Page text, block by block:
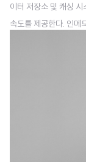
이터 저장소 및 캐싱
속도를 제공한다. 인메
유용하다.다양한 데
등 다양한 데이터 구
지속성Redis는 디스
데이터의 지속성을
러스터링을 지원하여